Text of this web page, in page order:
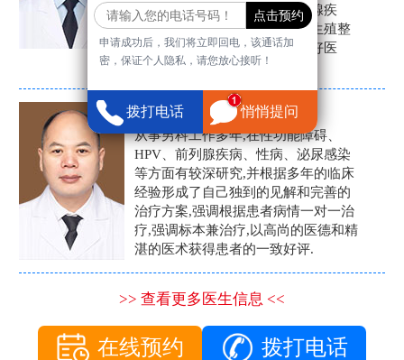
科学诊疗各类阳痿早泄、前列腺疾
病、射精障碍、性病、HPV、生殖整
形等疾病，是患者非常信赖的好医
生。
张营富
男科主任
从事男科工作多年,在性功能障碍、
HPV、前列腺疾病、性病、泌尿感染
等方面有较深研究,并根据多年的临床
经验形成了自己独到的见解和完善的
治疗方案,强调根据患者病情一对一治
疗,强调标本兼治疗,以高尚的医德和精
湛的医术获得患者的一致好评.
>> 查看更多医生信息 <<
在线预约 拨打电话
申请成功后，我们将立即回电，该通话加
密，保证个人隐私，请您放心接听！
拨打电话 悄悄提问